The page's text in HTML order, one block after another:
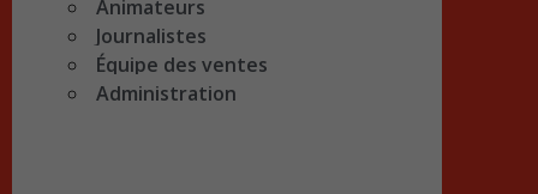
Animateurs
Journalistes
Équipe des ventes
Administration